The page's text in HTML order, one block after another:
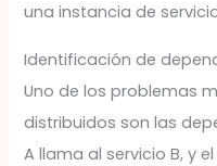
una instancia de
Identificación de
Uno de los problemas
distribuidos son las
A llama al servicio B, y